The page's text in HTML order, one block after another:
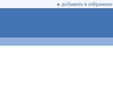
● добавить в избранное